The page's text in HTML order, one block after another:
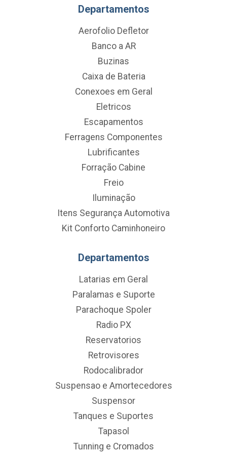
Departamentos
Aerofolio Defletor
Banco a AR
Buzinas
Caixa de Bateria
Conexoes em Geral
Eletricos
Escapamentos
Ferragens Componentes
Lubrificantes
Forração Cabine
Freio
Iluminação
Itens Segurança Automotiva
Kit Conforto Caminhoneiro
Departamentos
Latarias em Geral
Paralamas e Suporte
Parachoque Spoler
Radio PX
Reservatorios
Retrovisores
Rodocalibrador
Suspensao e Amortecedores
Suspensor
Tanques e Suportes
Tapasol
Tunning e Cromados